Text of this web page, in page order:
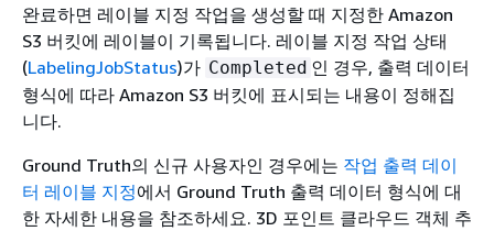
완료하면 레이블 지정 작업을 생성할 때 지정한 Amazon
S3 버킷에 레이블이 기록됩니다. 레이블 지정 작업 상태
(LabelingJobStatus)가 Completed 인 경우, 출력 데이터
형식에 따라 Amazon S3 버킷에 표시되는 내용이 정해집
니다.
Ground Truth의 신규 사용자인 경우에는 작업 출력 데이
터 레이블 지정에서 Ground Truth 출력 데이터 형식에 대
한 자세한 내용을 참조하세요. 3D 포인트 클라우드 객체 추